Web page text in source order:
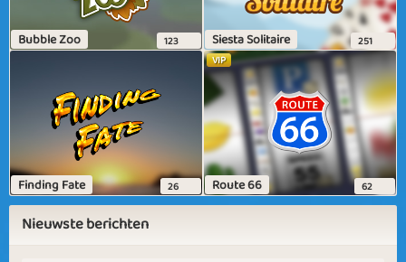
Bubble Zoo 123 Siesta Solitaire 251
Finding Fate 26
VIP
Route 66 62
Nieuwste berichten